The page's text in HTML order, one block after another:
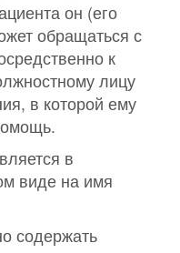
он (его
обращаться с
к
лицу
в которой ему
в
виде на имя
содержать